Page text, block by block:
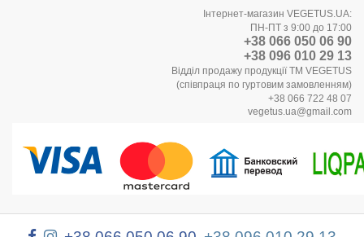
Інтернет-магазин VEGETUS.UA:
ПН-ПТ з 9:00 до 17:00
+38 066 050 06 90
+38 096 010 29 13
Відділ продажу продукції ТМ VEGETUS
(співпраця по гуртовим замовленням)
+38 066 722 48 07
vegetus.ua@gmail.com